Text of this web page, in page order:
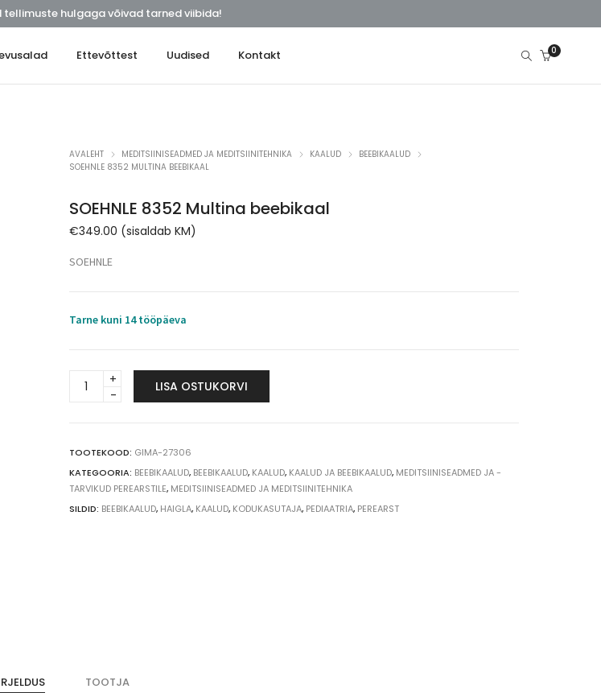
tellimuste hulgaga võivad tarned viibida!
Ettevõttest Uudised Kontakt 0
AVALEHT MEDITSIINISEADMED JA MEDITSIINITEHNIKA KAALUD
BEEBIKAALUD
SOEHNLE 8352 MULTINA BEEBIKAAL
SOEHNLE 8352 Multina beebikaal
€349.00 (sisaldab KM)
SOEHNLE
Tarne kuni 14 tööpäeva
SOEHNLE
8352
LISA OSTUKORVI
TOOTEKOOD: GIMA-27306
KATEGOORIA: BEEBIKAALUD, BEEBIKAALUD, KAALUD, KAALUD JA BEEBIKAALUD, MEDITSIINISEADMED JA -
TARVIKUD PEREARSTILE, MEDITSIINISEADMED JA MEDITSIINITEHNIKA
SILDID: BEEBIKAALUD, HAIGLA, KAALUD, KODUKASUTAJA, PEDIAATRIA, PEREARST
TOOTJA